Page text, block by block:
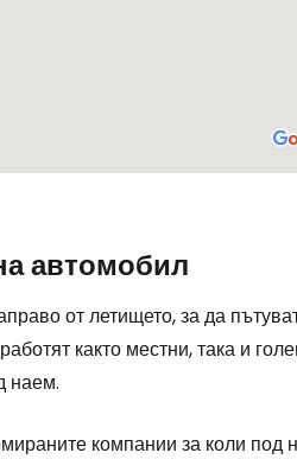
автомобил
от летището, за да
както местни, така и
наем.
компании за коли под